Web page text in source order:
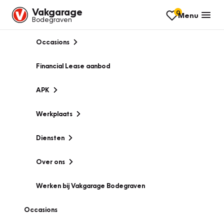
Vakgarage
Bodegraven
0Menu
Occasions
Financial Lease aanbod
APK
Werkplaats
Diensten
Over ons
Werken bij Vakgarage Bodegraven
Occasions